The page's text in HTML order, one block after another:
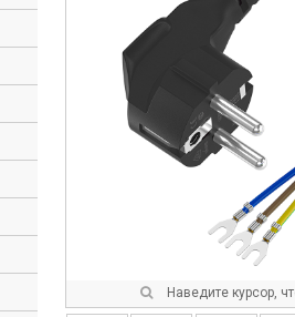
Наведите курсор,